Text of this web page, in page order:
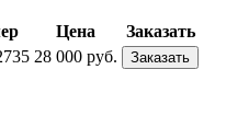
Цена
Заказать
28 000 руб. Заказать